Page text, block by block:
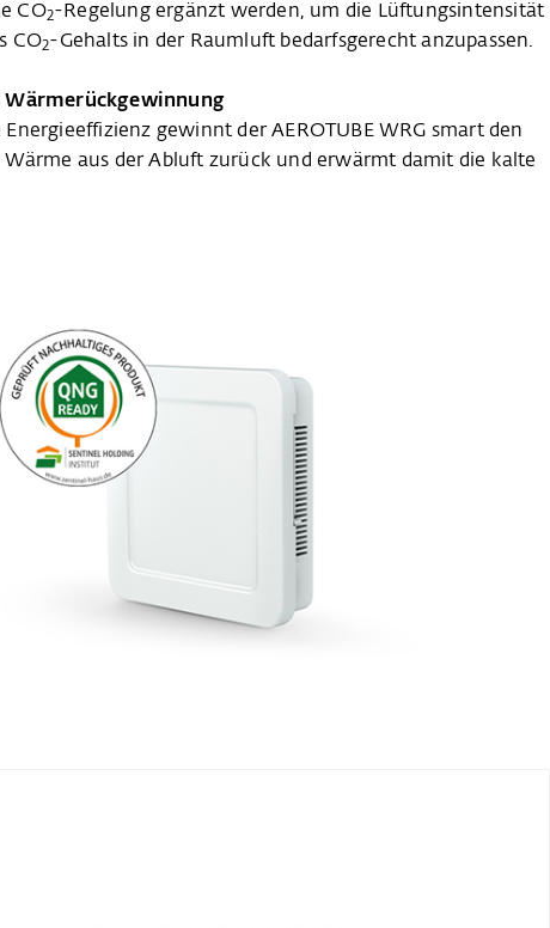
CO2-Regelung ergänzt werden, um die Lüftungsintensität
CO2-Gehalts in der Raumluft bedarfsgerecht anzupassen.
Wärmerückgewinnung
gewinnt der AEROTUBE WRG smart den
Wärme aus der Abluft zurück und erwärmt damit die kalte